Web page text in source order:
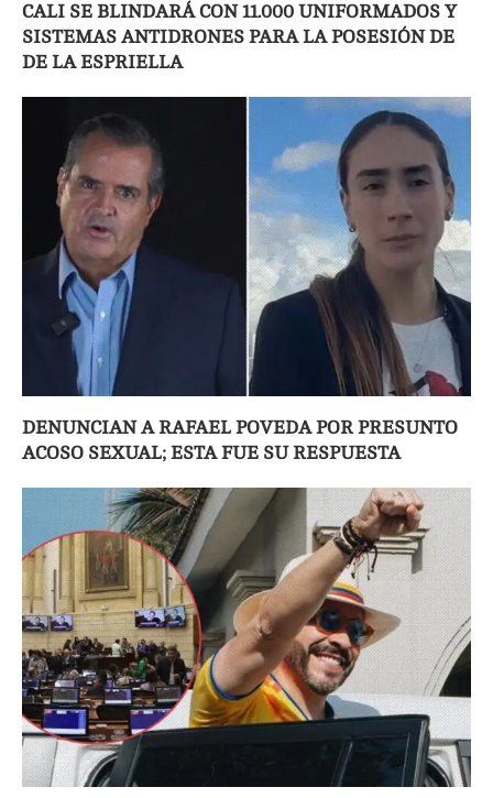
CALI SE BLINDARÁ CON 11.000 UNIFORMADOS Y
SISTEMAS ANTIDRONES PARA LA POSESIÓN DE
DE LA ESPRIELLA
DENUNCIAN A RAFAEL POVEDA POR PRESUNTO
ACOSO SEXUAL; ESTA FUE SU RESPUESTA